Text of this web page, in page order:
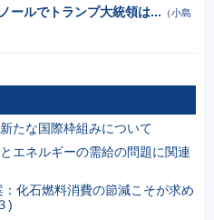
ールでトランプ大統領は... （小島
たな国際枠組みについて
エネルギーの需給の問題に関連
化石燃料消費の節減こそが求め
)